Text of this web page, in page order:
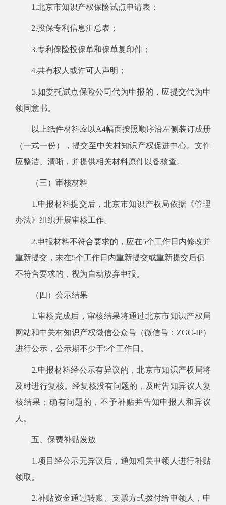
1.北京市知识产权保险试点申请表；
2.投保专利信息汇总表；
3.专利保险投保单和保单复印件；
4.共有权人或许可人声明；
5.如委托试点保险公司代为申报的，应提交代为申
领同意书。
以上纸件材料应以A4幅面按照顺序沿左侧装订成册
（一式一份），提交至中关村知识产权促进中心。文件
应整洁、清晰，并提供相关材料原件以备核查。
​ （三）审核材料
1.申报材料提交后，北京市知识产权局依据《管理
办法》 组织开展审核工作。
2.申报材料不符合要求的，应在5个工作日内修改并
重新提交，未在5个工作日内重新提交或重新提交后仍
不符合要求的，视为自动放弃申报。
（四）公示结果
1.审核完成后，审核结果将通过北京市知识产权局
网站和中关村知识产权微信公众号（微信号 ： ZGC-IP）
进行公示，公示期不少于5个工作日。
2.申报材料经公示有异议的，北京市知识产权局将
及时进行复核。经复核没有问题的，及时告知异议人复
核结果；确有问题的，不予补贴并告知申报人和异议
人。
五、保费补贴发放
1.项目经公示无异议后，通知相关申领人进行补贴
领取。
2.补贴资金通过转账、支票方式拨付给申领人，申